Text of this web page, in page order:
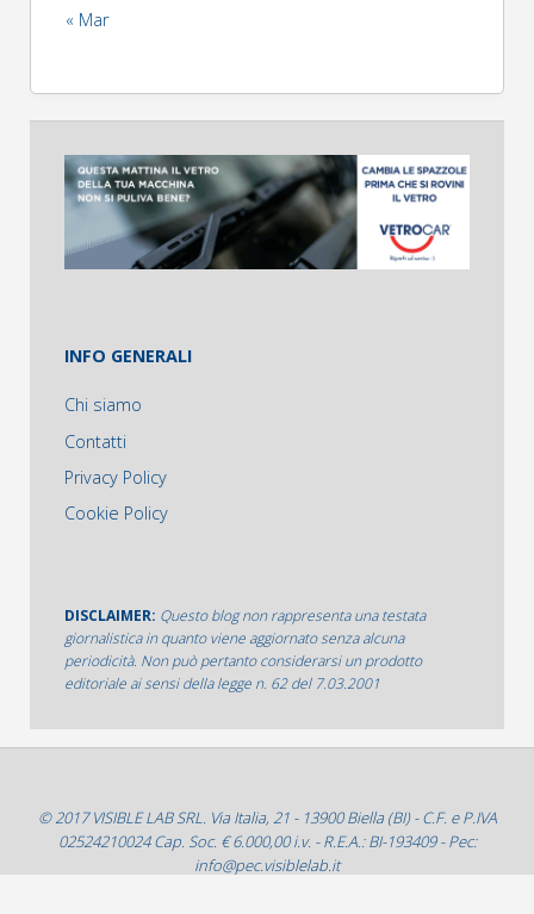
« Mar
INFO GENERALI
Chi siamo
Contatti
Privacy Policy
Cookie Policy
DISCLAIMER: Questo blog non rappresenta una testata
giornalistica in quanto viene aggiornato senza alcuna
periodicità. Non può pertanto considerarsi un prodotto
editoriale ai sensi della legge n. 62 del 7.03.2001
© 2017 VISIBLE LAB SRL. Via Italia, 21 - 13900 Biella (BI) - C.F. e P.IVA
02524210024 Cap. Soc. € 6.000,00 i.v. - R.E.A.: BI-193409 - Pec:
info@pec.visiblelab.it